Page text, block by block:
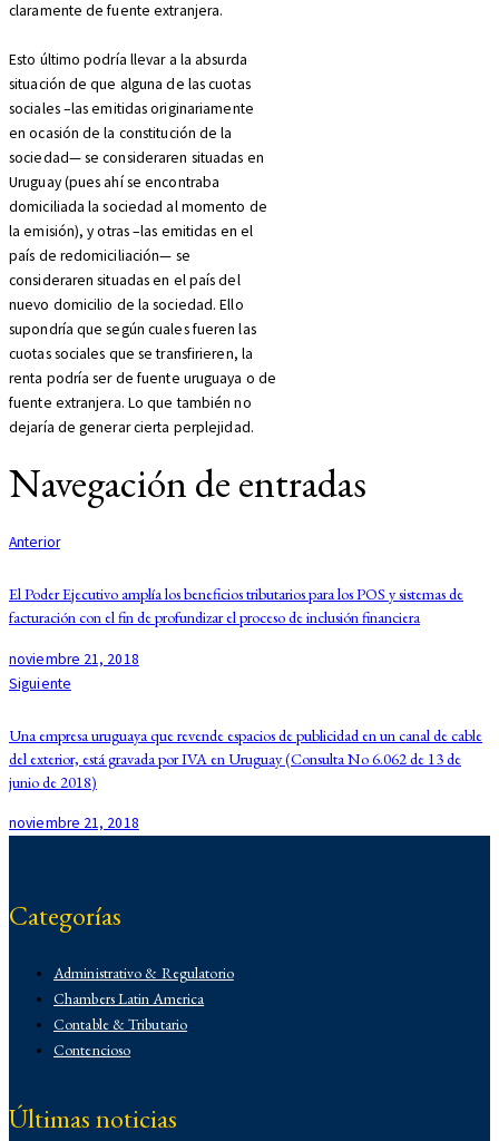
claramente de fuente extranjera.
Esto último podría llevar a la absurda
situación de que alguna de las cuotas
sociales –las emitidas originariamente
en ocasión de la constitución de la
sociedad— se consideraren situadas en
Uruguay (pues ahí se encontraba
domiciliada la sociedad al momento de
la emisión), y otras –las emitidas en el
país de redomiciliación— se
consideraren situadas en el país del
nuevo domicilio de la sociedad. Ello
supondría que según cuales fueren las
cuotas sociales que se transfirieren, la
renta podría ser de fuente uruguaya o de
fuente extranjera. Lo que también no
dejaría de generar cierta perplejidad.
Navegación de entradas
Anterior
El Poder Ejecutivo amplía los beneficios tributarios para los POS y sistemas de
facturación con el fin de profundizar el proceso de inclusión financiera
noviembre 21, 2018
Siguiente
Una empresa uruguaya que revende espacios de publicidad en un canal de cable
del exterior, está gravada por IVA en Uruguay (Consulta No 6.062 de 13 de
junio de 2018)
noviembre 21, 2018
Categorías
Administrativo & Regulatorio
Chambers Latin America
Contable & Tributario
Contencioso
Demo
Últimas noticias